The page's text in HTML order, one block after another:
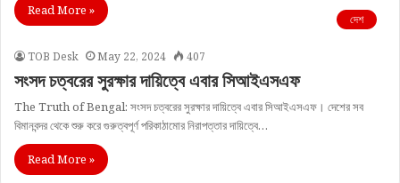
Read More »
দেশ
TOB Desk May 22, 2024 407
সংসদ চত্বরের সুরক্ষার দায়িত্বে এবার সিআইএসএফ
The Truth of Bengal: সংসদ চত্বরের সুরক্ষার দায়িত্বে এবার সিআইএসএফ। দেশের সব
বিমানবন্দর থেকে শুরু করে গুরুত্বপূর্ণ পরিকাঠামোর নিরাপত্তার দায়িত্বে…
Read More »